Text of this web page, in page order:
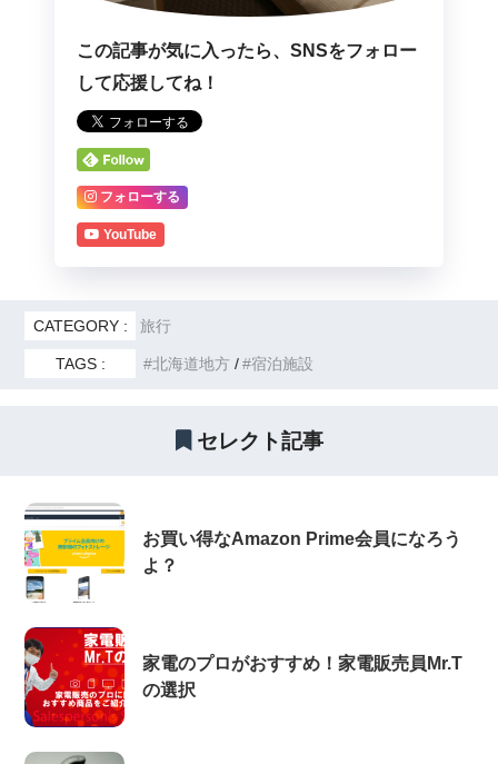
この記事が気に入ったら、SNSをフォロー
して応援してね！
フォローする
YouTube
CATEGORY : 旅行
TAGS : 北海道地方 宿泊施設
セレクト記事
お買い得なAmazon Prime会員になろう
よ？
家電のプロがおすすめ！家電販売員Mr.T
の選択